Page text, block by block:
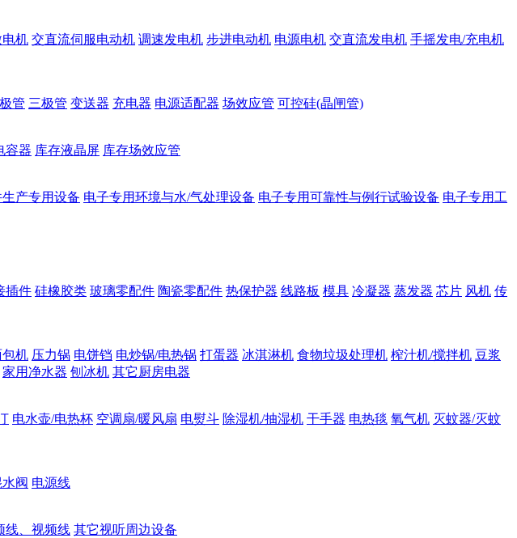
机 交直流伺服电动机 调速发电机 步进电动机 电源电机 交直流发电机 手摇发电/充电机
管 三极管 变送器 充电器 电源适配器 场效应管 可控硅(晶闸管)
容器 库存液晶屏 库存场效应管
产专用设备 电子专用环境与水/气处理设备 电子专用可靠性与例行试验设备 电子专用工
插件 硅橡胶类 玻璃零配件 陶瓷零配件 热保护器 线路板 模具 冷凝器 蒸发器 芯片 风机 传
包机 压力锅 电饼铛 电炒锅/电热锅 打蛋器 冰淇淋机 食物垃圾处理机 榨汁机/搅拌机 豆浆
家用净水器 刨冰机 其它厨房电器
电水壶/电热杯 空调扇/暖风扇 电熨斗 除湿机/抽湿机 干手器 电热毯 氧气机 灭蚊器/灭蚊
阀 电源线
线、视频线 其它视听周边设备